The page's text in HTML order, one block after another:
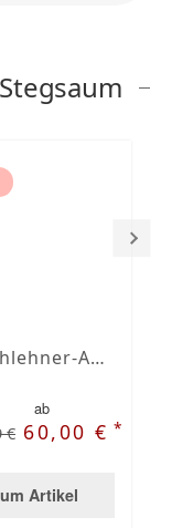
Hochlehner-Auflagen mit Stegsaum nach Maß
ab
€ 60,00 €*
Artikel